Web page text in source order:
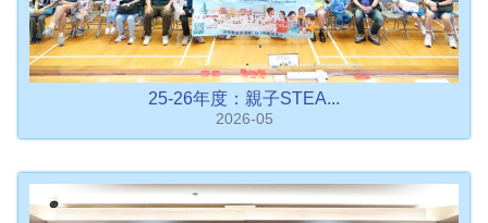
25-26年度：親子STEA...
2026-05